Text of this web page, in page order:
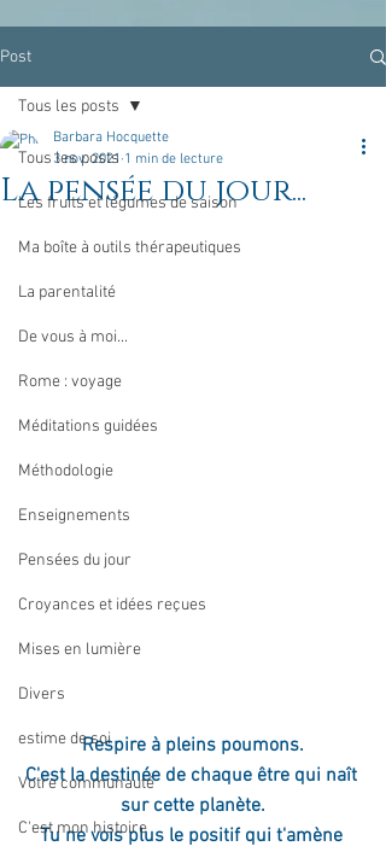
Post
Tous les posts
Les fruits et légumes de saison
Ma boîte à outils thérapeutiques
La parentalité
De vous à moi...
Rome : voyage
Méditations guidées
Méthodologie
Enseignements
Pensées du jour
Croyances et idées reçues
Mises en lumière
Divers
estime de soi
Votre communauté
C'est mon histoire
Tous les posts
La pensée du jour...
Barbara Hocquette
3 nov. 2021 1 min de lecture
Respire à pleins poumons.
C'est la destinée de chaque être qui naît
sur cette planète.
Tu ne vois plus le positif qui t'amène